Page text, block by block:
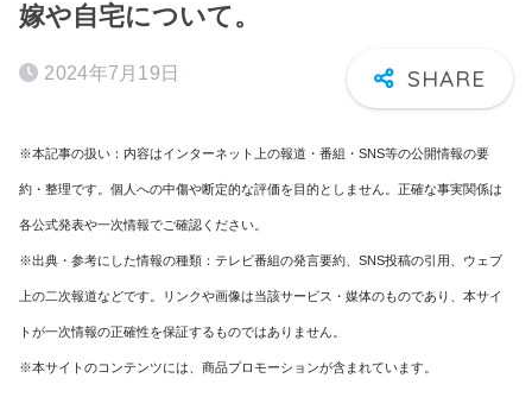
嫁や自宅について。
2024年7月19日
※本記事の扱い：内容はインターネット上の報道・番組・SNS等の公開情報の要
約・整理です。個人への中傷や断定的な評価を目的としません。正確な事実関係は
各公式発表や一次情報でご確認ください。
※出典・参考にした情報の種類：テレビ番組の発言要約、SNS投稿の引用、ウェブ
上の二次報道などです。リンクや画像は当該サービス・媒体のものであり、本サイ
トが一次情報の正確性を保証するものではありません。
※本サイトのコンテンツには、商品プロモーションが含まれています。